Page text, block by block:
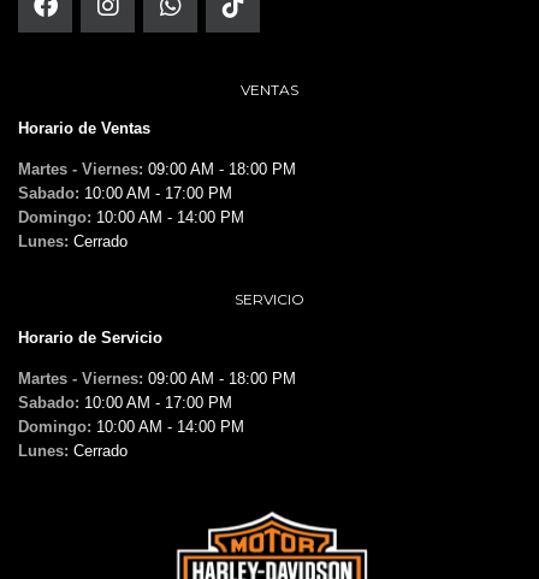
VENTAS
Horario de Ventas
Martes - Viernes: 09:00 AM - 18:00 PM
Sabado: 10:00 AM - 17:00 PM
Domingo: 10:00 AM - 14:00 PM
Lunes: Cerrado
SERVICIO
Horario de Servicio
Martes - Viernes: 09:00 AM - 18:00 PM
Sabado: 10:00 AM - 17:00 PM
Domingo: 10:00 AM - 14:00 PM
Lunes: Cerrado